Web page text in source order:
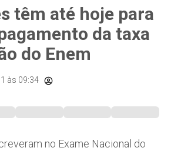
têm até hoje para
da taxa
do Enem
às 09:34
no Exame Nacional do